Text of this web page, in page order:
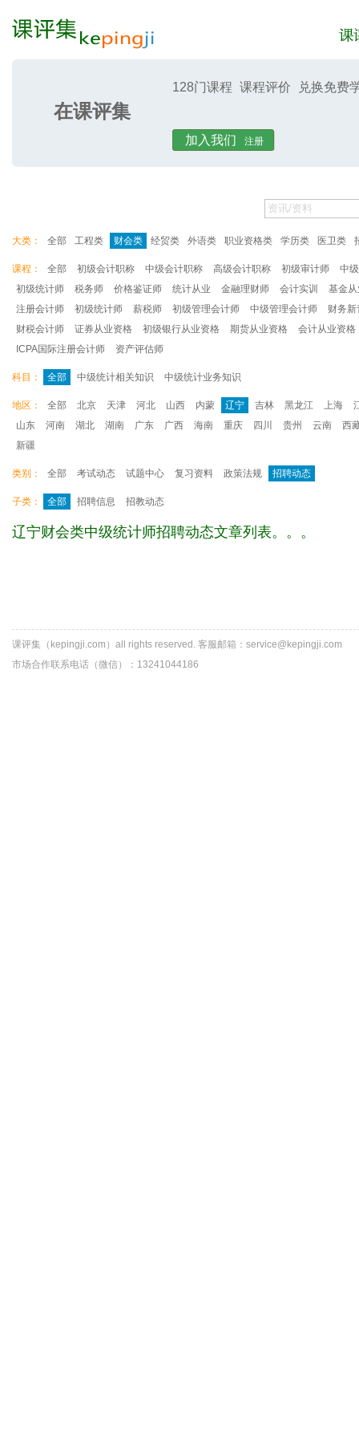
课评集在课评集
128门课程 课程评价 兑换免费
加入我们 注册
大类： 全部 工程类 财会类 经贸类 外语类 职业资格类 学历类 医卫类
课程： 全部 初级会计职称 中级会计职称 高级会计职称 初级审计师
中
初级统计师
税务师 价格鉴证师 统计从业 金融理财师 会计实训
基金
注册会计师
初级统计师 薪税师 初级管理会计师 中级管理会计师
财务新
财税会计师
证券从业资格 初级银行从业资格 期货从业资格
会计从业资格
ICPA国际注册会计师
资产评估师
科目： 全部 中级统计相关知识 中级统计业务知识
地区： 全部 北京 天津 河北 山西 内蒙 辽宁 吉林 黑龙江 上海
山东
河南 湖北 湖南 广东 广西 海南 重庆 四川 贵州 云南
西
新疆
类别： 全部 考试动态 试题中心 复习资料 政策法规 招聘动态
子类： 全部 招聘信息 招教动态
辽宁财会类中级统计师招聘动态文章列表。。。
课评集（kepingji.com）all rights reserved. 客服邮箱：service@kepingji.com
市场合作联系电话（微信）：13241044186